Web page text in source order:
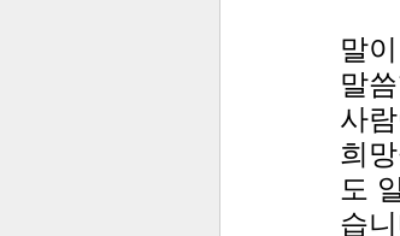
말
말
사
희
도
습